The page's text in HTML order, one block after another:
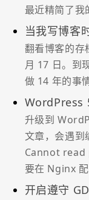
最近精简了我
当我写博客
翻看博客的存
月 17 日。到
做 14 年的事
WordPress
升级到
文章，会遇
Cannot
要在 Nginx
开启遵守